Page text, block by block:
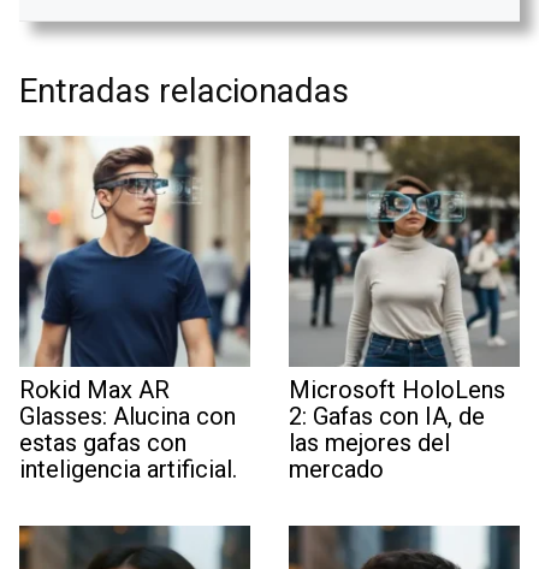
Entradas relacionadas
Rokid Max AR
Glasses: Alucina con
estas gafas con
inteligencia artificial.
Microsoft HoloLens
2: Gafas con IA, de
las mejores del
mercado